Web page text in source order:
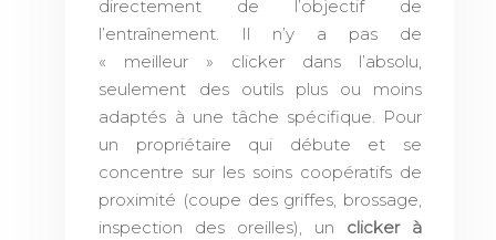
directement de l’objectif de
l’entraînement. Il n’y a pas de
« meilleur » clicker dans l’absolu,
seulement des outils plus ou moins
adaptés à une tâche spécifique. Pour
un propriétaire qui débute et se
concentre sur les soins coopératifs de
proximité (coupe des griffes, brossage,
inspection des oreilles), un clicker à